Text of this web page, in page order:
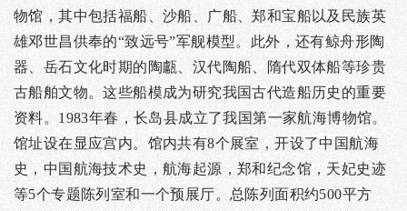
物馆，其中包括福船、沙船、广船、郑和宝船以及民族英
雄邓世昌供奉的“致远号”军舰模型。此外，还有鲸舟形陶
器、岳石文化时期的陶甗、汉代陶船、隋代双体船等珍贵
古船舶文物。这些船模成为研究我国古代造船历史的重要
资料。1983年春，长岛县成立了我国第一家航海博物馆。
馆址设在显应宫内。馆内共有8个展室，开设了中国航海
史，中国航海技术史，航海起源，郑和纪念馆，天妃史迹
等5个专题陈列室和一个预展厅。总陈列面积约500平方